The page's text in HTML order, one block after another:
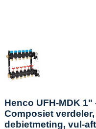
Henco UFH-MDK 1"
Composiet
debietmeting, vul-